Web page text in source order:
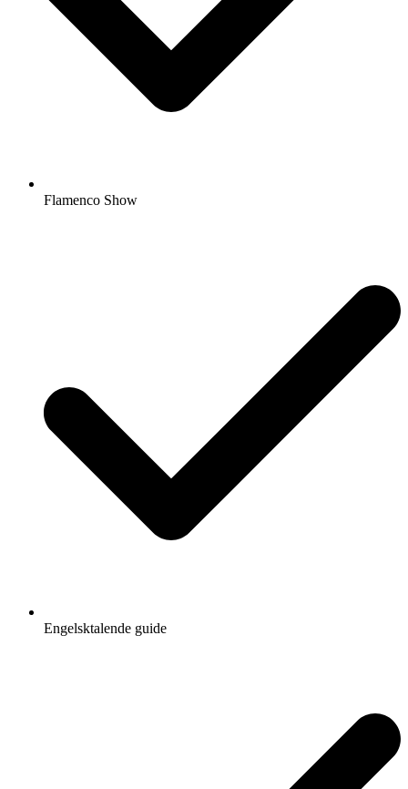
Flamenco Show
Engelsktalende guide